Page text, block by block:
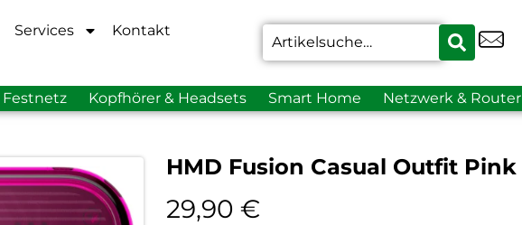
Services
Kontakt
Festnetz Kopfhörer & Headsets Smart Home Netzwerk & Router
HMD Fusion Casual Outfit Pink
29,90 €